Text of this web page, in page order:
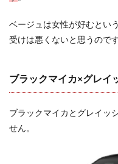
ベージュは女性が好むとい
受けは悪くないと思うのです
ブラックマイカ×グレイ
ブラックマイカとグレイッ
せん。